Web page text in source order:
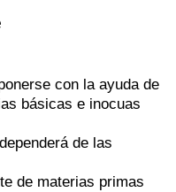
con la ayuda de
básicas e inocuas
de las
de materias primas